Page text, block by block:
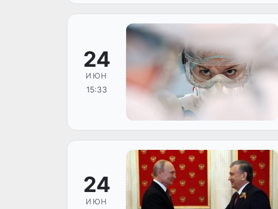
24
ИЮН
15:33
24
ИЮН